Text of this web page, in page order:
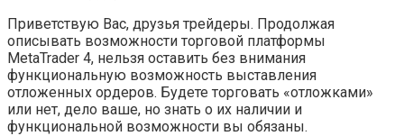
Приветствую Вас, друзья трейдеры. Продолжая
описывать возможности торговой платформы
MetaTrader 4, нельзя оставить без внимания
функциональную возможность выставления
отложенных ордеров. Будете торговать «отложками»
или нет, дело ваше, но знать о их наличии и
функциональной возможности вы обязаны.